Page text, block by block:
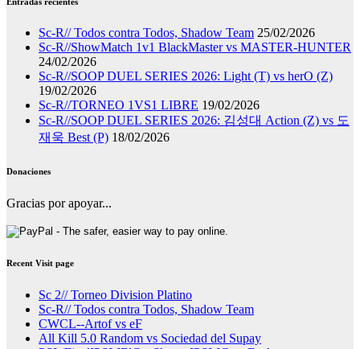
Sc-R// Todos contra Todos, Shadow Team 25/02/2026
Sc-R//ShowMatch 1v1 BlackMaster vs MASTER-HUNTER
24/02/2026
Sc-R//SOOP DUEL SERIES 2026: Light (T) vs herO (Z)
19/02/2026
Sc-R//TORNEO 1VS1 LIBRE 19/02/2026
Sc-R//SOOP DUEL SERIES 2026: 김성대 Action (Z) vs 도
재욱 Best (P) 18/02/2026
Donaciones
Gracias por apoyar...
Recent Visit page
Sc 2// Torneo Division Platino
Sc-R// Todos contra Todos, Shadow Team
CWCL--Artof vs eF
All Kill 5.0 Random vs Sociedad del Supay